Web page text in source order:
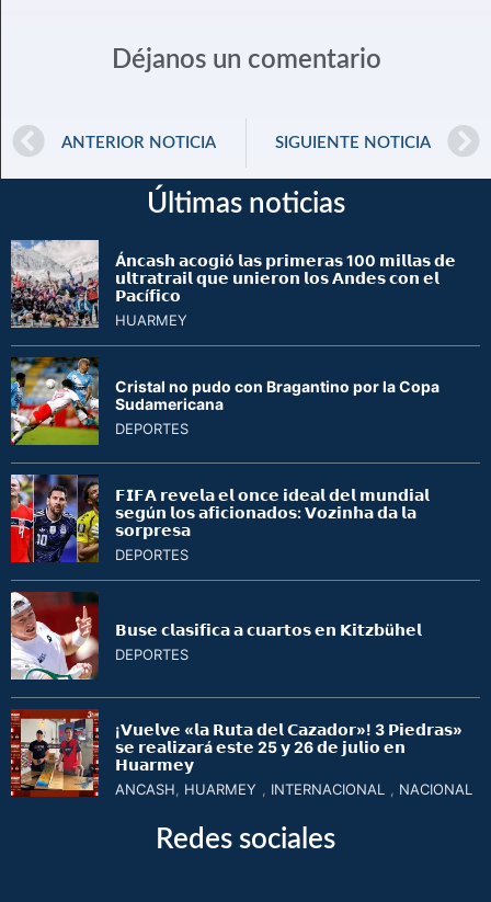
Déjanos un comentario
ANTERIOR NOTICIA SIGUIENTE NOTICIA
Últimas noticias
Á𝗻𝗰𝗮𝘀𝗵 𝗮𝗰𝗼𝗴𝗶ó 𝗹𝗮𝘀 𝗽𝗿𝗶𝗺𝗲𝗿𝗮𝘀 100 𝗺𝗶𝗹𝗹𝗮𝘀 𝗱𝗲
𝘂𝗹𝘁𝗿𝗮𝘁𝗿𝗮𝗶𝗹 𝗾𝘂𝗲 𝘂𝗻𝗶𝗲𝗿𝗼𝗻 𝗹𝗼𝘀 𝗔𝗻𝗱𝗲𝘀 𝗰𝗼𝗻 𝗲𝗹
𝗣𝗮𝗰í𝗳𝗶𝗰𝗼
HUARMEY
Cristal no pudo con Bragantino por la Copa
Sudamericana
DEPORTES
𝗙𝗜𝗙𝗔 𝗿𝗲𝘃𝗲𝗹𝗮 𝗲𝗹 𝗼𝗻𝗰𝗲 𝗶𝗱𝗲𝗮𝗹 𝗱𝗲𝗹 𝗺𝘂𝗻𝗱𝗶𝗮𝗹
𝘀𝗲𝗴ú𝗻 𝗹𝗼𝘀 𝗮𝗳𝗶𝗰𝗶𝗼𝗻𝗮𝗱𝗼𝘀: 𝗩𝗼𝘇𝗶𝗻𝗵𝗮 𝗱𝗮 𝗹𝗮
𝘀𝗼𝗿𝗽𝗿𝗲𝘀𝗮
DEPORTES
𝗕𝘂𝘀𝗲 𝗰𝗹𝗮𝘀𝗶𝗳𝗶𝗰𝗮 𝗮 𝗰𝘂𝗮𝗿𝘁𝗼𝘀 𝗲𝗻 𝗞𝗶𝘁𝘇𝗯ü𝗵𝗲𝗹
DEPORTES
¡𝗩𝘂𝗲𝗹𝘃𝗲 «𝗹𝗮 𝗥𝘂𝘁𝗮 𝗱𝗲𝗹 𝗖𝗮𝘇𝗮𝗱𝗼𝗿»! 3 𝗣𝗶𝗲𝗱𝗿𝗮𝘀»
𝘀𝗲 𝗿𝗲𝗮𝗹𝗶𝘇𝗮𝗿á 𝗲𝘀𝘁𝗲 25 𝘆 26 𝗱𝗲 𝗷𝘂𝗹𝗶𝗼 𝗲𝗻
𝗛𝘂𝗮𝗿𝗺𝗲𝘆
ANCASH, HUARMEY , INTERNACIONAL , NACIONAL
Redes sociales